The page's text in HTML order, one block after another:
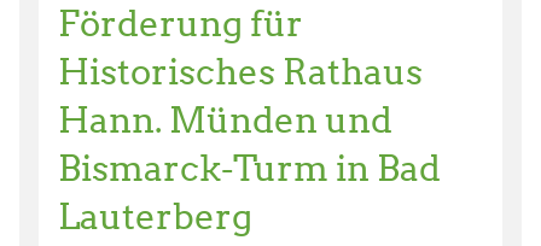
Förderung für
Historisches Rathaus
Hann. Münden und
Bismarck-Turm in Bad
Lauterberg